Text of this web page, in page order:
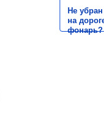
Не
на
фонарь?